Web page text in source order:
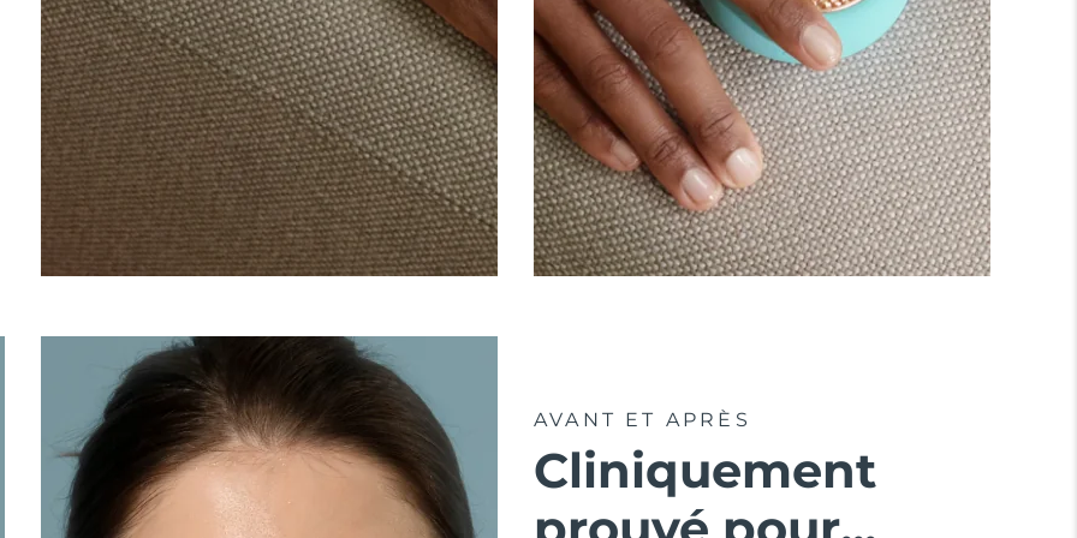
AVANT ET APRÈS
Cliniquement